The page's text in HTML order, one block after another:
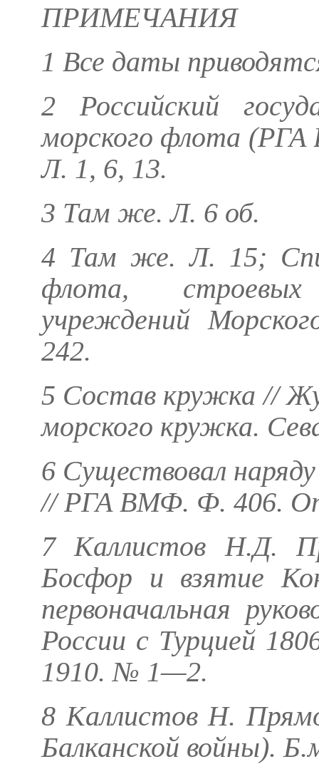
ПРИМЕЧАНИЯ
1 Все даты
2 Российский
морского флота
Л. 1, 6, 13.
3 Там же. Л. 6 об.
4 Там же. Л. 15;
флота,
учреждений
242.
5 Состав кружка //
морского кружка.
6 Существовал
// РГА ВМФ. Ф. 406.
7 Каллистов Н.Д.
Босфор и взятие
первоначальная
России с Турцией
1910. № 1—2.
8 Каллистов Н.
Балканской войны).